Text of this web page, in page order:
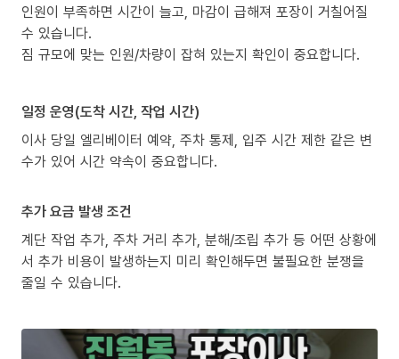
인원이 부족하면 시간이 늘고, 마감이 급해져 포장이 거칠어질
수 있습니다.
짐 규모에 맞는 인원/차량이 잡혀 있는지 확인이 중요합니다.
일정 운영(도착 시간, 작업 시간)
이사 당일 엘리베이터 예약, 주차 통제, 입주 시간 제한 같은 변
수가 있어 시간 약속이 중요합니다.
추가 요금 발생 조건
계단 작업 추가, 주차 거리 추가, 분해/조립 추가 등 어떤 상황에
서 추가 비용이 발생하는지 미리 확인해두면 불필요한 분쟁을
줄일 수 있습니다.